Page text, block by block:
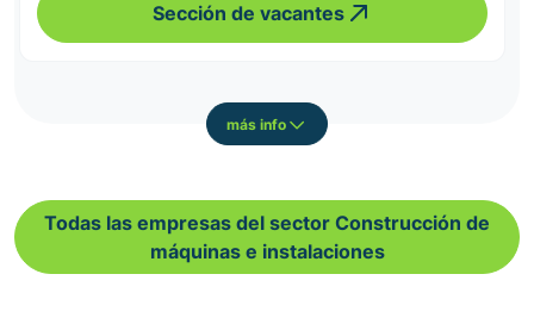
Sección de vacantes
más info
Todas las empresas del sector Construcción de
máquinas e instalaciones